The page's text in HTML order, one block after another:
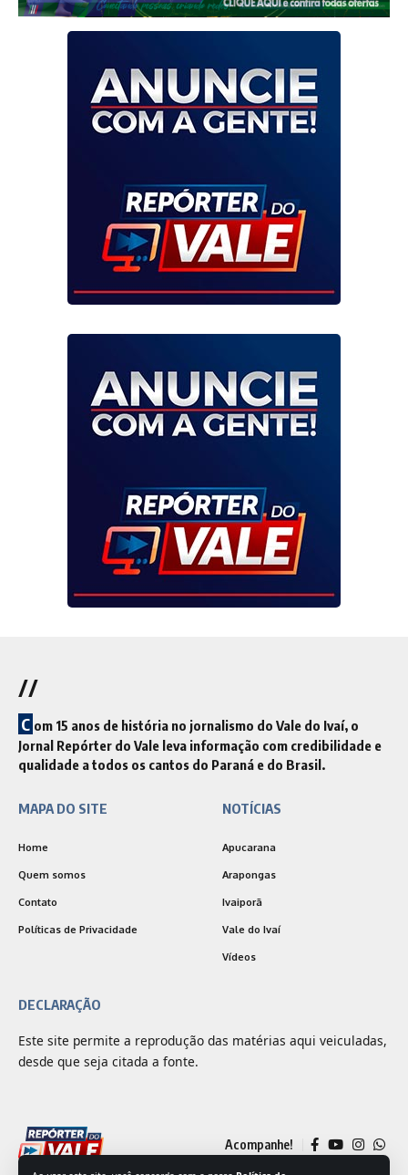
//
C om 15 anos de história no jornalismo do Vale do Ivaí, o
Jornal Repórter do Vale leva informação com credibilidade e
qualidade a todos os cantos do Paraná e do Brasil.
MAPA DO SITE
Home
Quem somos
Contato
Políticas de Privacidade
NOTÍCIAS
Apucarana
Arapongas
Ivaiporã
Vale do Ivaí
Vídeos
DECLARAÇÃO
Este site permite a reprodução das matérias aqui veiculadas,
desde que seja citada a fonte.
Acompanhe!